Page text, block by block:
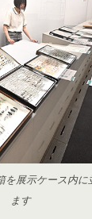
を展示ケース内に
ます